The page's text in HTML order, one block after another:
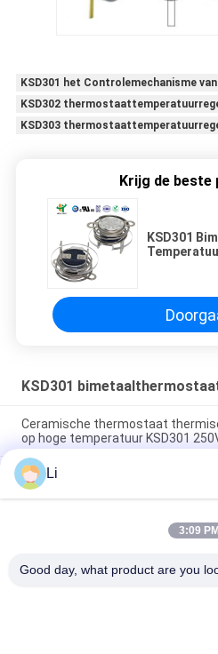
KSD301 het Controlemechanisme
KSD302
KSD303
Krijg de beste
KSD301
KSD301
Ceramische thermostaat
op hoge temperatuur KSD301
De bimetaalthermostaten van de
lage temperatuur beperkten
13C
Onverwachte Actietype KSD301
Li
3:09 PM
Good day, what product are you